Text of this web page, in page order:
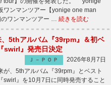
ワンマンツアー【yonige one man
ワンマンツアー … 続きを読む
、5thアルバム『39rpm』＆初ベ
swirl』発売日決定
Ｊ－ＰＯＰ
2026年8月7日
、5thアルバム『39rpm』とベスト
swirl』を10月7日に同時発売すること